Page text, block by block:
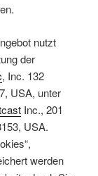
nutzt
der
, Inc. 132
USA, unter
Inc., 201
USA.
werden